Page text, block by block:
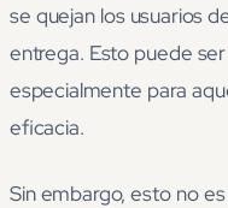
se quejan los usuarios
entrega. Esto puede
especialmente para
eficacia.
Sin embargo, esto no